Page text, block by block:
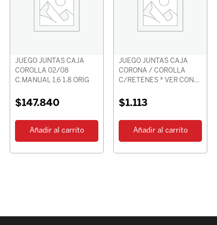
JUEGO JUNTAS CAJA
COROLLA 02/08
C.MANUAL 1.6 1.8 ORIG
$147.840
Añadir al carrito
JUEGO JUNTAS CAJA
CORONA / COROLLA
C/RETENES * VER CON
$1.113
Añadir al carrito